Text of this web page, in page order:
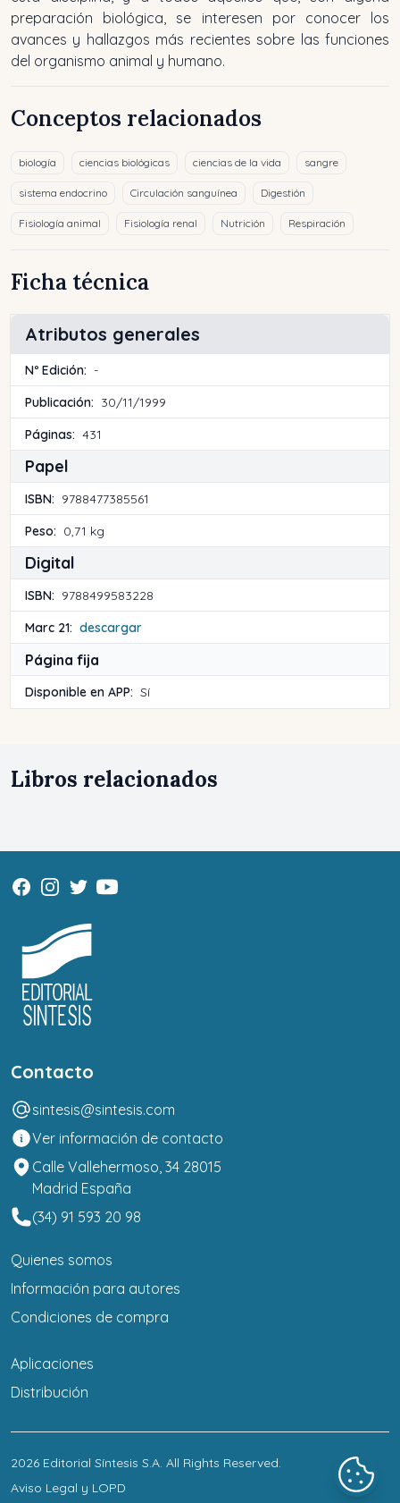
preparación biológica, se interesen por conocer los
avances y hallazgos más recientes sobre las funciones
del organismo animal y humano.
Conceptos relacionados
biología ciencias biológicas ciencias de la vida sangre
sistema endocrino Circulación sanguínea Digestión
Fisiología animal Fisiología renal Nutrición Respiración
Ficha técnica
Atributos generales
Nº Edición: -
Publicación: 30/11/1999
Páginas: 431
Papel
ISBN: 9788477385561
Peso: 0,71 kg
Digital
ISBN: 9788499583228
Marc 21: descargar
Página fija
Disponible en APP: Sí
Libros relacionados
Contacto
sintesis@sintesis.com
Ver información de contacto
Calle Vallehermoso, 34 28015
Madrid España
(34) 91 593 20 98
Quienes somos
Información para autores
Condiciones de compra
Aplicaciones
Distribución
2026 Editorial Síntesis S.A. All Rights Reserved.
Aviso Legal y LOPD